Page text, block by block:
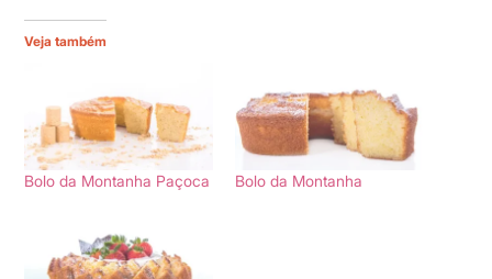
Veja também
Bolo da Montanha Paçoca Bolo da Montanha